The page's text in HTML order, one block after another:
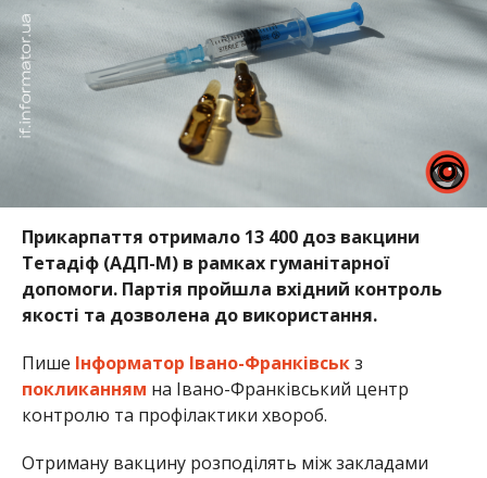
Прикарпаття отримало 13 400 доз вакцини
Тетадіф (АДП-М) в рамках гуманітарної
допомоги. Партія пройшла вхідний контроль
якості та дозволена до використання.
Пише Інформатор Івано-Франківськз
покликанням на Івано-Франківський центр
контролю та профілактики хвороб.
Отриману вакцину розподілять між закладами